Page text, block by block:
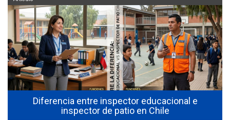
Diferencia entre inspector educacional e
inspector de patio en Chile